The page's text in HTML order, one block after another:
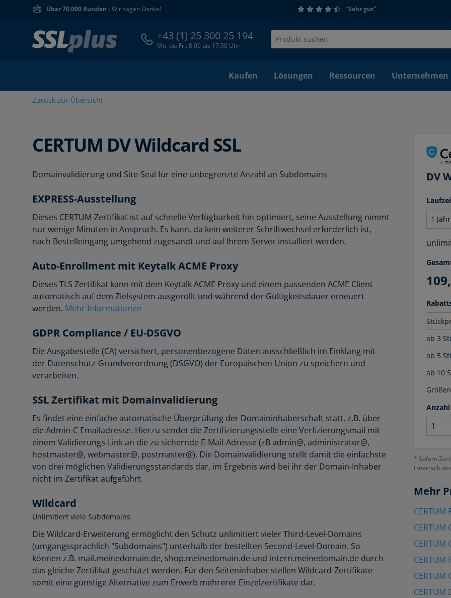
Über 70.000 Kunden - Wir sagen Danke! "Sehr gut"
+43 (1) 25 300 25 194
Mo. bis Fr.: 8:00 bis 17:00 Uhr
Kaufen Lösungen Ressourcen Unternehmen
Zurück zur Übersicht
CERTUM DV Wildcard SSL
Domainvalidierung und Site-Seal für eine unbegrenzte Anzahl an Subdomains
EXPRESS-Ausstellung
Dieses CERTUM-Zertifikat ist auf schnelle Verfügbarkeit hin optimiert, seine Ausstellung nimmt
nur wenige Minuten in Anspruch. Es kann, da kein weiterer Schriftwechsel erforderlich ist,
nach Bestelleingang umgehend zugesandt und auf Ihrem Server installiert werden.
Auto-Enrollment mit Keytalk ACME Proxy
Dieses TLS Zertifikat kann mit dem Keytalk ACME Proxy und einem passenden ACME Client
automatisch auf dem Zielsystem ausgerollt und während der Gültigkeitsdauer erneuert
werden. Mehr Informationen
GDPR Compliance / EU-DSGVO
Die Ausgabestelle (CA) versichert, personenbezogene Daten ausschließlich im Einklang mit
der Datenschutz-Grundverordnung (DSGVO) der Europäischen Union zu speichern und
verarbeiten.
SSL Zertifikat mit Domainvalidierung
Es findet eine einfache automatische Überprüfung der Domaininhaberschaft statt, z.B. über
die Admin-C Emailadresse. Hierzu sendet die Zertifizierungsstelle eine Verfizierungsmail mit
einem Validierungs-Link an die zu sichernde E-Mail-Adresse (zB admin@, administrator@,
hostmaster@, webmaster@, postmaster@). Die Domainvalidierung stellt damit die einfachste
von drei möglichen Validierungsstandards dar, im Ergebnis wird bei ihr der Domain-Inhaber
nicht im Zertifikat aufgeführt.
Wildcard
Unlimitiert viele Subdomains
Die Wildcard-Erweiterung ermöglicht den Schutz unlimitiert vieler Third-Level-Domains
(umgangssprachlich "Subdomains") unterhalb der bestellten Second-Level-Domain. So
können z.B. mail.meinedomain.de, shop.meinedomain.de und intern.meinedomain.de durch
das gleiche Zertifikat geschützt werden. Für den Seiteninhaber stellen Wildcard-Zertifikate
somit eine günstige Alternative zum Erwerb mehrerer Einzelzertifikate dar.
DV
ab 3
ab 5
ab 10
Anzahl
* Sofern
innerhalb
Mehr
CERTUM
CERTUM
CERTUM
CERTUM